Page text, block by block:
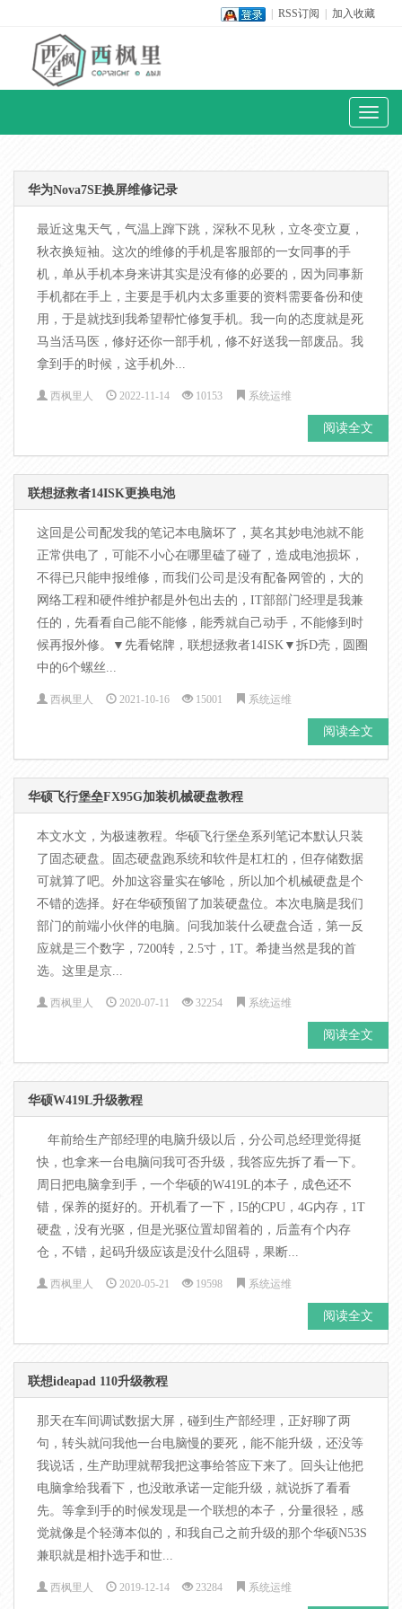
RSS订阅 加入收藏
Toggle
华为Nova7SE换屏维修记录
最近这鬼天气，气温上蹿下跳，深秋不见秋，立冬变立夏，
秋衣换短袖。这次的维修的手机是客服部的一女同事的手
机，单从手机本身来讲其实是没有修的必要的，因为同事新
手机都在手上，主要是手机内太多重要的资料需要备份和使
用，于是就找到我希望帮忙修复手机。我一向的态度就是死
马当活马医，修好还你一部手机，修不好送我一部废品。我
拿到手的时候，这手机外...
西枫里人 2022-11-14 10153 系统运维
阅读全文
联想拯救者14ISK更换电池
这回是公司配发我的笔记本电脑坏了，莫名其妙电池就不能
正常供电了，可能不小心在哪里磕了碰了，造成电池损坏，
不得已只能申报维修，而我们公司是没有配备网管的，大的
网络工程和硬件维护都是外包出去的，IT部部门经理是我兼
任的，先看看自己能不能修，能秀就自己动手，不能修到时
候再报外修。▼先看铭牌，联想拯救者14ISK▼拆D壳，圆圈
中的6个螺丝...
西枫里人 2021-10-16 15001 系统运维
阅读全文
华硕飞行堡垒FX95G加装机械硬盘教程
本文水文，为极速教程。华硕飞行堡垒系列笔记本默认只装
了固态硬盘。固态硬盘跑系统和软件是杠杠的，但存储数据
可就算了吧。外加这容量实在够呛，所以加个机械硬盘是个
不错的选择。好在华硕预留了加装硬盘位。本次电脑是我们
部门的前端小伙伴的电脑。问我加装什么硬盘合适，第一反
应就是三个数字，7200转，2.5寸，1T。希捷当然是我的首
选。这里是京...
西枫里人 2020-07-11 32254 系统运维
阅读全文
华硕W419L升级教程
年前给生产部经理的电脑升级以后，分公司总经理觉得挺
快，也拿来一台电脑问我可否升级，我答应先拆了看一下。
周日把电脑拿到手，一个华硕的W419L的本子，成色还不
错，保养的挺好的。开机看了一下，I5的CPU，4G内存，1T
硬盘，没有光驱，但是光驱位置却留着的，后盖有个内存
仓，不错，起码升级应该是没什么阻碍，果断...
西枫里人 2020-05-21 19598 系统运维
阅读全文
联想ideapad 110升级教程
那天在车间调试数据大屏，碰到生产部经理，正好聊了两
句，转头就问我他一台电脑慢的要死，能不能升级，还没等
我说话，生产助理就帮我把这事给答应下来了。回头让他把
电脑拿给我看下，也没敢承诺一定能升级，就说拆了看看
先。等拿到手的时候发现是一个联想的本子，分量很轻，感
觉就像是个轻薄本似的，和我自己之前升级的那个华硕N53S
兼职就是相扑选手和世...
西枫里人 2019-12-14 23284 系统运维